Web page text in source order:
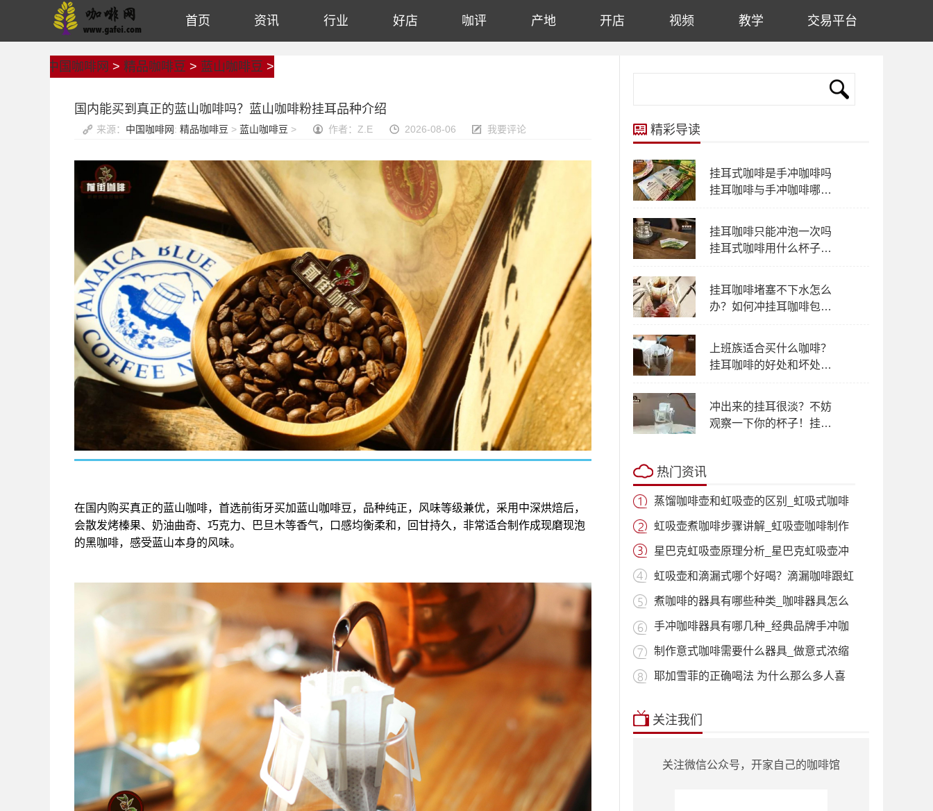
首页 资讯 行业 好店 咖评 产地 开店 视频 教学 交易平台
中国咖啡网 > 精品咖啡豆 > 蓝山咖啡豆 >
国内能买到真正的蓝山咖啡吗？蓝山咖啡粉挂耳品种介绍
来源： 中国咖啡网: 精品咖啡豆 > 蓝山咖啡豆 > 作者：Z.E 2026-08-06 我要评论
在国内购买真正的蓝山咖啡，首选前街牙买加蓝山咖啡豆，品种纯正，风味等级兼优，采用中深烘焙后，
会散发烤榛果、奶油曲奇、巧克力、巴旦木等香气，口感均衡柔和，回甘持久，非常适合制作成现磨现泡
的黑咖啡，感受蓝山本身的风味。
精彩导读
挂耳式咖啡是手冲咖啡吗
挂耳咖啡与手冲咖啡哪个
挂耳咖啡只能冲泡一次吗
挂耳式咖啡用什么杯子冲
挂耳咖啡堵塞不下水怎么
办？如何冲挂耳咖啡包不
上班族适合买什么咖啡？
挂耳咖啡的好处和坏处有
效作用
冲出来的挂耳很淡？不妨
观察一下你的杯子！挂耳
热门资讯
蒸馏咖啡壶和虹吸壶的区别_虹吸式咖啡
壶适虹吸壶煮咖啡步骤讲解_虹吸壶咖啡制作
过程星巴克虹吸壶原理分析_星巴克虹吸壶冲
泡咖虹吸壶和滴漏式哪个好喝？滴漏咖啡跟虹
吸咖煮咖啡的器具有哪些种类_咖啡器具怎么
用_什手冲咖啡器具有哪几种_经典品牌手冲咖
啡器制作意式咖啡需要什么器具_做意式浓缩
咖啡耶加雪菲的正确喝法 为什么那么多人喜
本站推荐: 星巴克菜单2018价目表
啡 | 曼特宁 |
单品咖啡种类 | 90+咖啡豆 | 罗蜜奇
关注我们
关注微信公众号，开家自己的咖啡馆